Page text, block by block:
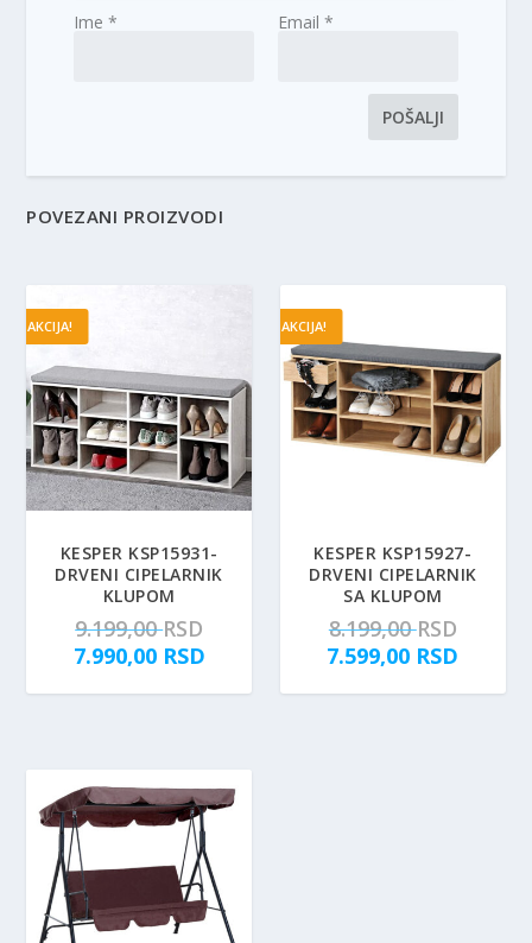
Ime* Email *
POVEZANI PROIZVODI
AKCIJA!
KESPER KSP15931-
DRVENI CIPELARNIK
KLUPOM
9.199,00RSD
r
a
l
n
a
c
e
7.990,00 RSDT
t
n
a
c
e
n
AKCIJA!
KESPER KSP15927-
DRVENI CIPELARNIK
SA KLUPOM
8.199,00RSDO
r
7.599,00 RSD